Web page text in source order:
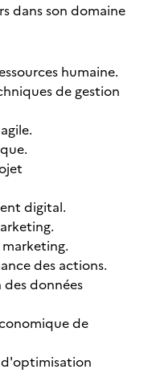
dans son domaine
humaine.
de gestion
digital.
des actions.
données
de